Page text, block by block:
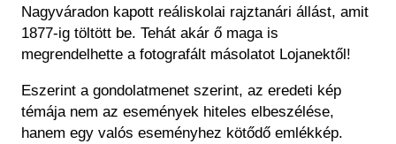
Nagyváradon kapott reáliskolai rajztanári állást, amit
1877-ig töltött be. Tehát akár ő maga is
megrendelhette a fotografált másolatot Lojanektől!
Eszerint a gondolatmenet szerint, az eredeti kép
témája nem az események hiteles elbeszélése,
hanem egy valós eseményhez kötődő emlékkép.